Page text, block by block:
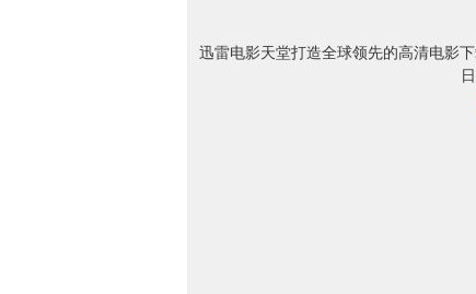
迅雷电影天堂打造全球领先的高清电影